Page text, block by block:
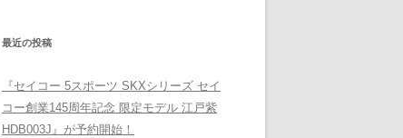
最近の投稿
『セイコー 5スポーツ SKXシリーズ セイ
コー創業145周年記念 限定モデル 江戸紫
HDB003J』が予約開始！